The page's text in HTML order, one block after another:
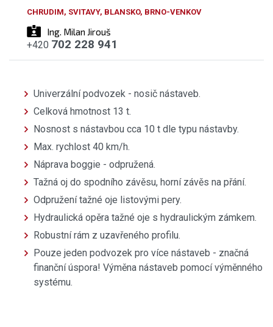
Ing. Milan Jirouš
CHRUDIM, SVITAVY, BLANSKO, BRNO-VENKOV
+420 702 228 941
Univerzální podvozek - nosič nástaveb.
Celková hmotnost 13 t.
Nosnost s nástavbou cca 10 t dle typu nástavby.
Max. rychlost 40 km/h.
Náprava boggie - odpružená.
Tažná oj do spodního závěsu, horní závěs na přání.
Odpružení tažné oje listovými pery.
Hydraulická opěra tažné oje s hydraulickým zámkem.
Robustní rám z uzavřeného profilu.
Pouze jeden podvozek pro více nástaveb - značná
finanční úspora! Výměna nástaveb pomocí výměnného
systému.